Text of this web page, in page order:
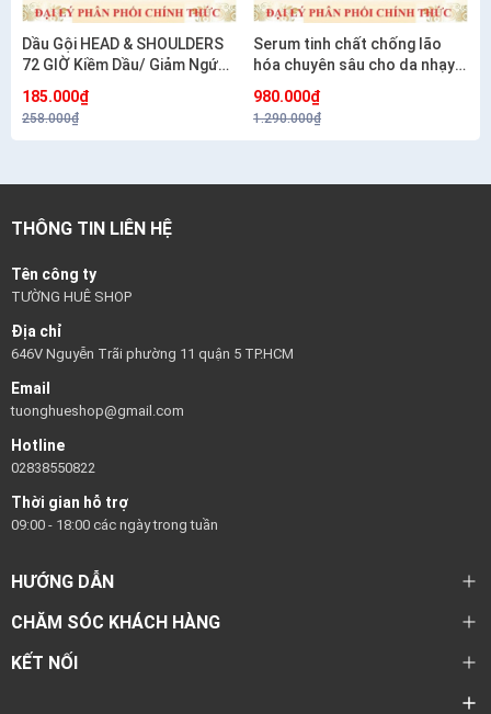
Dầu Gội HEAD & SHOULDERS
72 GIỜ Kiềm Dầu/ Giảm Ngứa
460ml
185.000₫
258.000₫
Serum tinh chất chống lão
hóa chuyên sâu cho da nhạy
RENEW SERUM 30G
980.000₫
1.290.000₫
THÔNG TIN LIÊN HỆ
Tên công ty
TƯỜNG HUÊ SHOP
Địa chỉ
646V Nguyễn Trãi phường 11 quận 5 TP.HCM
Email
tuonghueshop@gmail.com
Hotline
02838550822
Thời gian hỗ trợ
09:00 - 18:00 các ngày trong tuần
HƯỚNG DẪN
CHĂM SÓC KHÁCH HÀNG
KẾT NỐI